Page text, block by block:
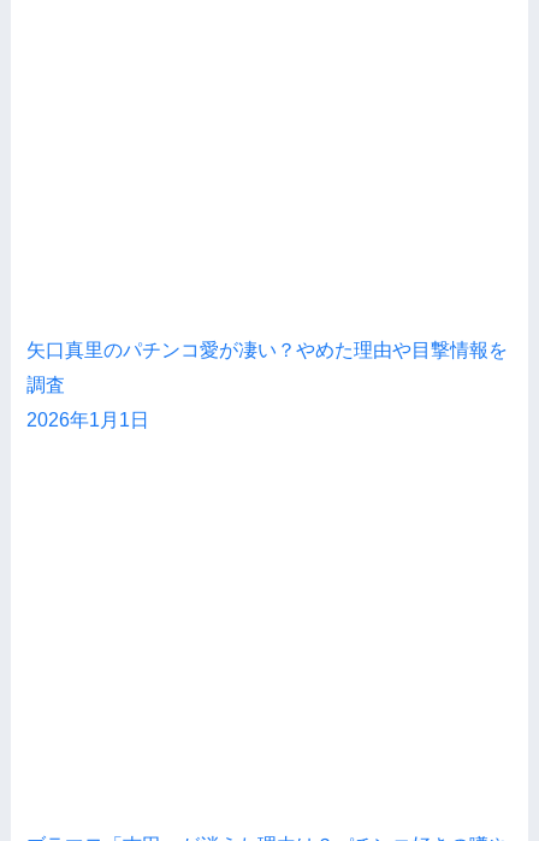
矢口真里のパチンコ愛が凄い？やめた理由や目撃情報を
調査
2026年1月1日